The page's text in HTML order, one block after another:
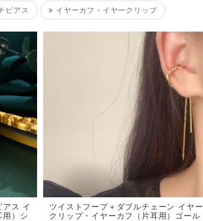
ピアス イヤーカフ・イヤークリップ
ス イ
用）シ
ツイストフープ＋ダブルチェーン イヤー
クリップ・イヤーカフ（片耳用）ゴール